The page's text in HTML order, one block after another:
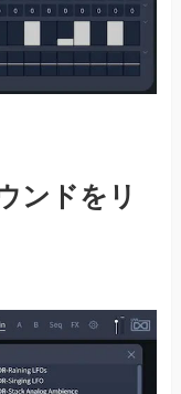
ンドをリ